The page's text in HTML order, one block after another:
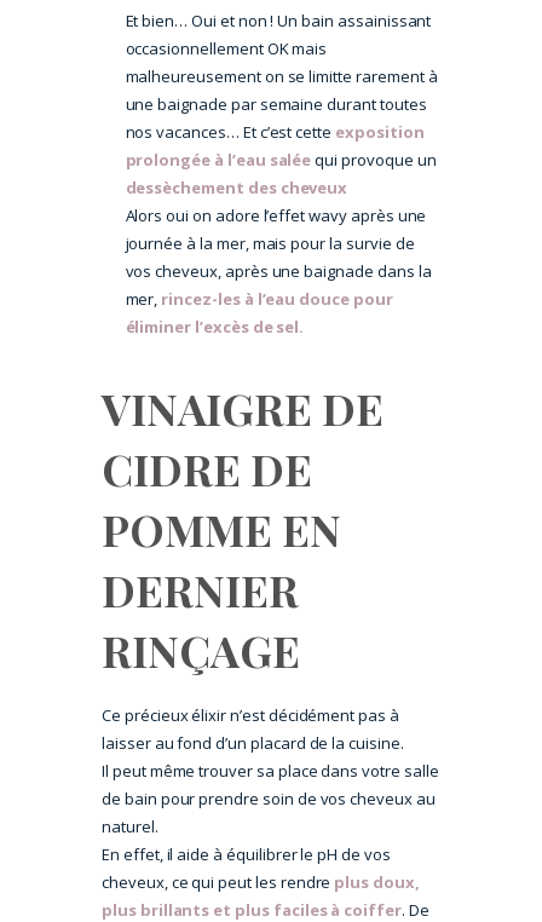
Et bien… Oui et non ! Un bain assainissant
occasionnellement OK mais
malheureusement on se limitte rarement à
une baignade par semaine durant toutes
nos vacances… Et c’est cette exposition
prolongée à l’eau saléequi provoque un
dessèchement des cheveux
Alors oui on adore l’effet wavy après une
journée à la mer, mais pour la survie de
vos cheveux, après une baignade dans la
mer, rincez-les à l’eau douce pour
éliminer l’excès de sel.
VINAIGRE DE
CIDRE DE
POMME EN
DERNIER
RINÇAGE
Ce précieux élixir n’est décidément pas à
laisser au fond d’un placard de la cuisine.
Il peut même trouver sa place dans votre salle
de bain pour prendre soin de vos cheveux au
naturel.
En effet, il aide à équilibrer le pH de vos
cheveux, ce qui peut les rendre plus doux,
plus brillants et plus faciles à coiffer. De